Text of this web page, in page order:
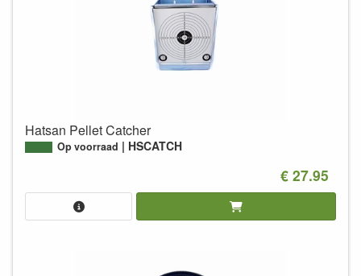
Hatsan Pellet Catcher
Op voorraad HSCATCH
€ 27.95